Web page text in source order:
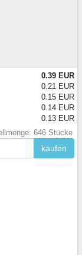
0.39 EUR
0.21 EUR
0.15 EUR
0.14 EUR
0.13 EUR
646 Stücke
kaufen